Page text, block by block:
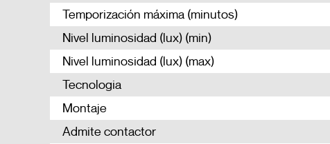
Temporización máxima (minutos)
Nivel luminosidad (lux) (min)
Nivel luminosidad (lux) (max)
Tecnologia
Montaje
Admite contactor